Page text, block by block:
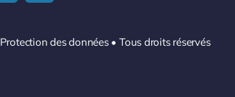
Protection des données• Tous droits réservés